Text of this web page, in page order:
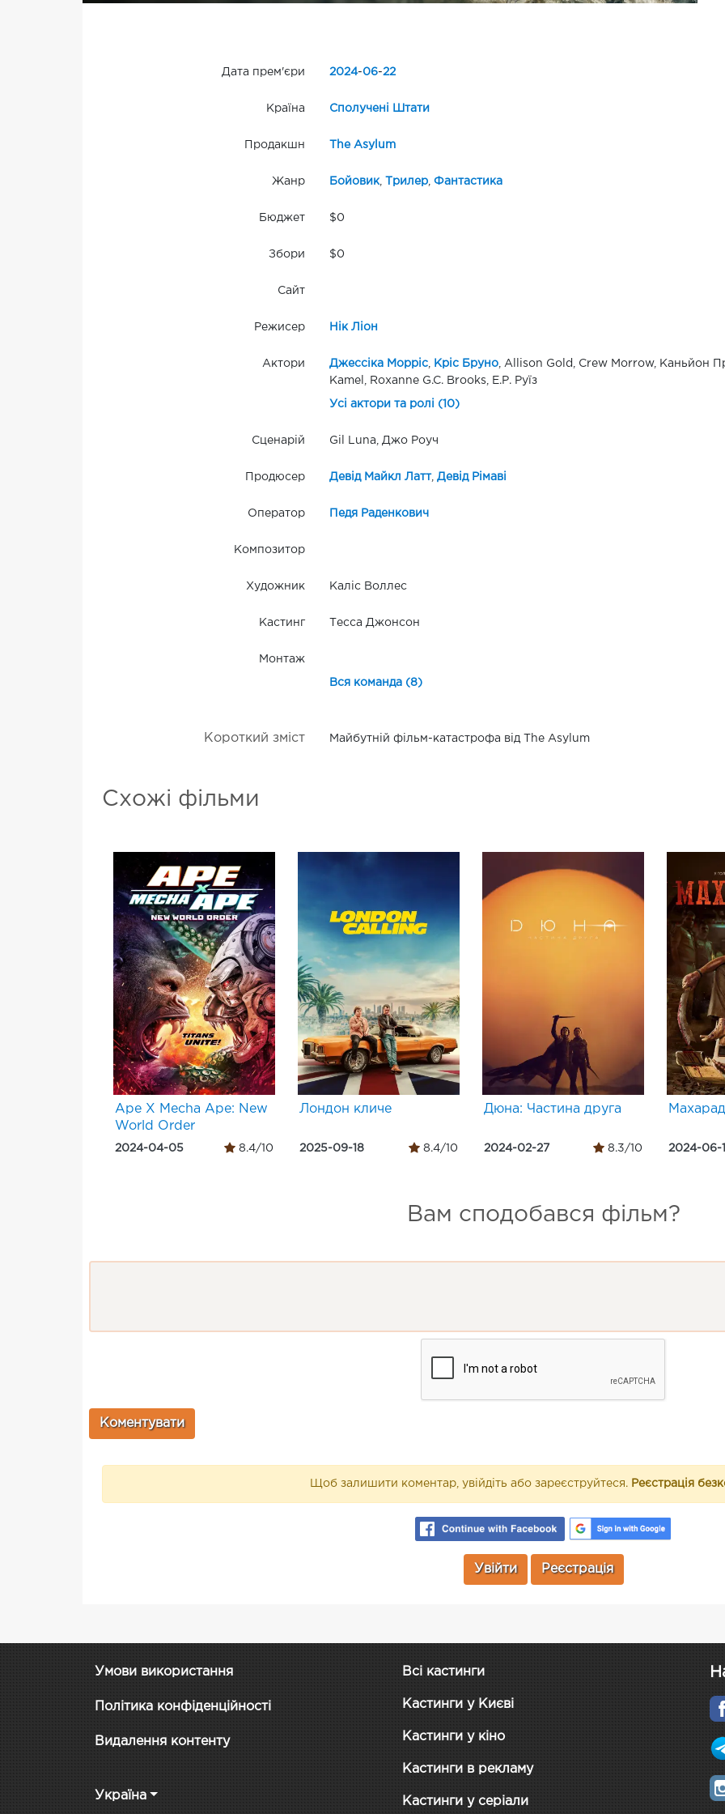
Дата прем'єри 2024-06-22
Країна Сполучені Штати
Продакшн The Asylum
Жанр Бойовик, Трилер, Фантастика
Бюджет $0
Збори $0
Сайт
Режисер Нік Ліон
Актори Джессіка Морріс, Кріс Бруно, Allison Gold, Crew Morrow, Каньйон
Kamel, Roxanne G.C. Brooks, Е.Р. Руїз
Усі актори та ролі (10)
Сценарій Gil Luna, Джо Роуч
Продюсер Девід Майкл Латт, Девід Рімаві
Оператор Педя Раденкович
Композитор
Художник Каліс Воллес
Кастинг Тесса Джонсон
Монтаж
Вся команда (8)
Короткий зміст Майбутній фільм-катастрофа від The Asylum
Схожі фільми
Ape X Mecha Ape: New
World Order
2024-04-05 8.4/10
Лондон кличе
2025-09-18 8.4/10
Дюна: Частина друга
2024-02-27 8.3/10 2024-06-
Вам сподобався фільм?
Щоб залишити коментар, увійдіть або зареєструйтеся. Реєстрація
Увійти Реєстрація
Умови використання
Політика конфіденційності
Видалення контенту
Україна
Всі кастинги
Кастинги у Києві
Кастинги у кіно
Кастинги в рекламу
Кастинги у серіали